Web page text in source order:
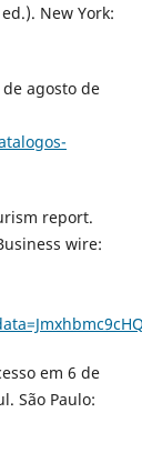
New York:
agosto de
report.
wire:
em 6 de
São Paulo: